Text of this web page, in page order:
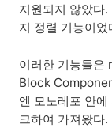
지원되지 않았다
지 정렬 기능이었
이러한 기능들
Block
엔 모노레포 안
크하여 가져왔